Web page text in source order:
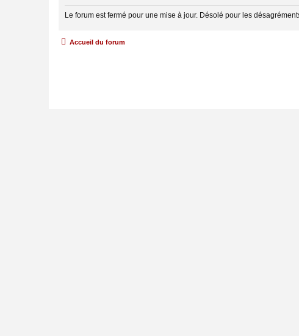
Le forum est fermé pour une mise à jour. Désolé pour les
Accueil du forum